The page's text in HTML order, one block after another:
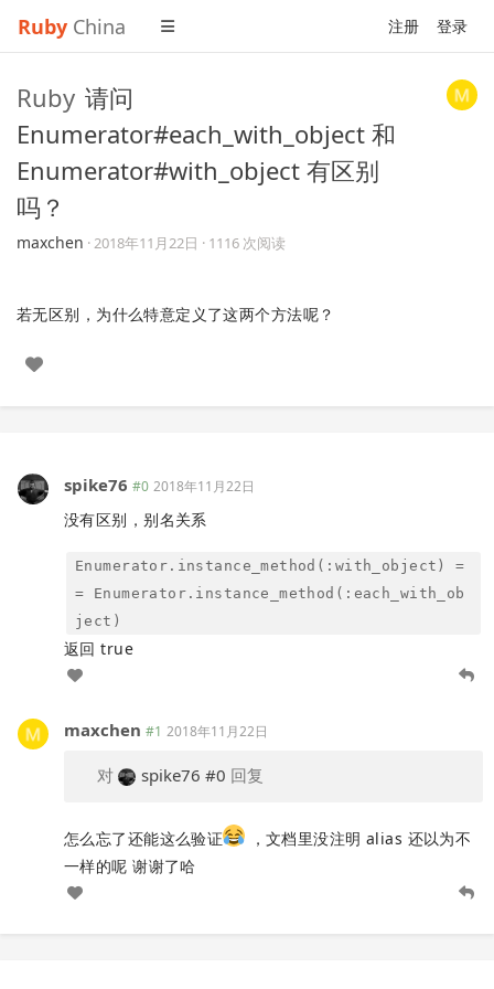
Ruby China 注册 登录
Ruby 请问
Enumerator#each_with_object 和
Enumerator#with_object 有区别
吗？
maxchen ·2018年11月22日 · 1116 次阅读
若无区别，为什么特意定义了这两个方法呢？
spike76 #0 2018年11月22日
没有区别，别名关系
Enumerator.instance_method(:with_object) =
= Enumerator.instance_method(:each_with_ob
ject)
返回 true
maxchen #1 2018年11月22日
对 spike76 #0 回复
怎么忘了还能这么验证
，文档里没注明 alias 还以为不
一样的呢 谢谢了哈